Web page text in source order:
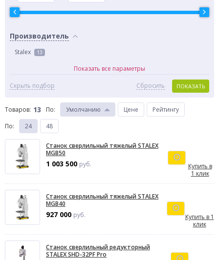
Производитель
Stalex 13
Показать все параметры
Скрыть подбор ПОКАЗАТЬ
Сбросить
Товаров: 13 По: Умолчанию Цене
Рейтингу
По: 24 48
Станок сверлильный тяжелый STALEX
MGB50
1 003 500 руб.
Купить в
1 клик
Станок сверлильный тяжелый STALEX
MGB40
927 000 руб.
Купить в 1
клик
Станок сверлильный редукторный
STALEX SHD-32PF Pro